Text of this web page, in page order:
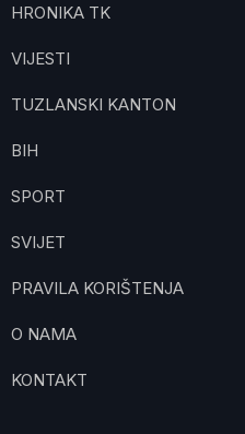
HRONIKA TK
VIJESTI
TUZLANSKI KANTON
BIH
SPORT
SVIJET
PRAVILA KORIŠTENJA
O NAMA
KONTAKT